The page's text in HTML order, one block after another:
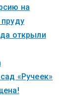
на
открыли
«Ручеек»